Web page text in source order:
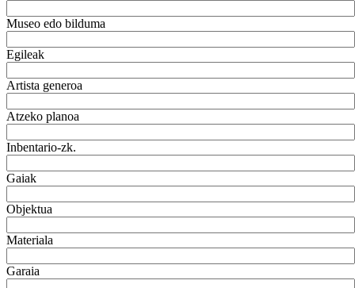
Museo edo bilduma
Egileak
Artista generoa
Atzeko planoa
Inbentario-zk.
Gaiak
Objektua
Materiala
Garaia